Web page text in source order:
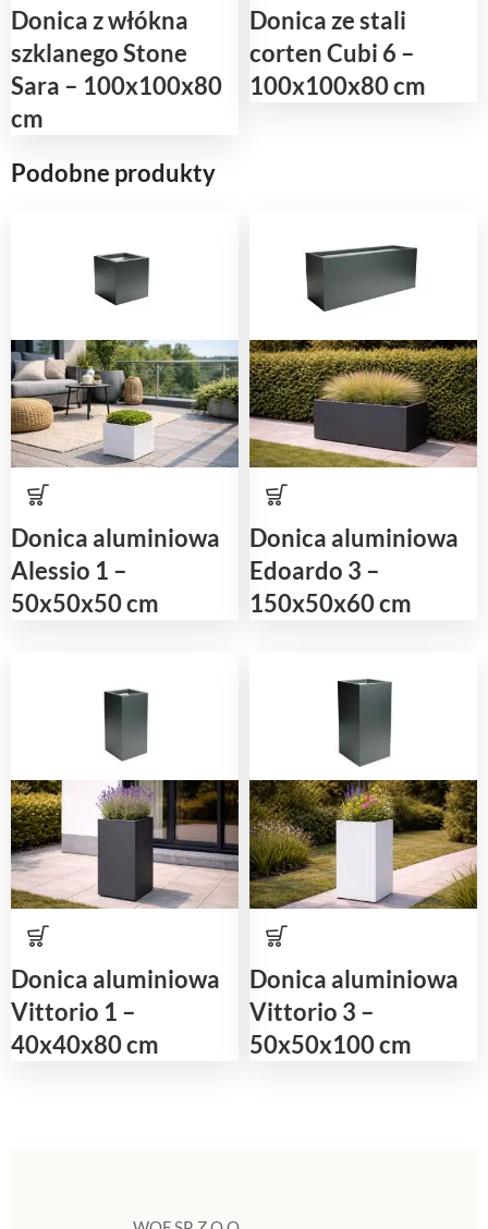
Donica z włókna
szklanego Stone
Sara – 100x100x80
cm
Donica ze stali
corten Cubi 6 –
100x100x80 cm
Podobne produkty
Donica aluminiowa
Alessio 1 –
50x50x50 cm
Donica aluminiowa
Edoardo 3 –
150x50x60 cm
Donica aluminiowa
Vittorio 1 –
40x40x80 cm
Donica aluminiowa
Vittorio 3 –
50x50x100 cm